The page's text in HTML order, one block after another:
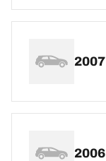
2007
2006